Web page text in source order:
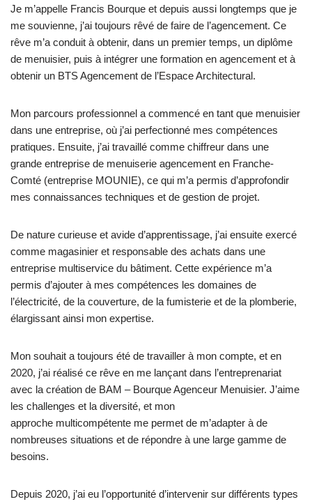
Je m’appelle Francis Bourque et depuis aussi longtemps que je
me souvienne, j’ai toujours rêvé de faire de l’agencement. Ce
rêve m’a conduit à obtenir, dans un premier temps, un diplôme
de menuisier, puis à intégrer une formation en agencement et à
obtenir un BTS Agencement de l’Espace Architectural.
Mon parcours professionnel a commencé en tant que menuisier
dans une entreprise, où j’ai perfectionné mes compétences
pratiques. Ensuite, j’ai travaillé comme chiffreur dans une
grande entreprise de menuiserie agencement en Franche-
Comté (entreprise MOUNIE), ce qui m’a permis d’approfondir
mes connaissances techniques et de gestion de projet.
De nature curieuse et avide d’apprentissage, j’ai ensuite exercé
comme magasinier et responsable des achats dans une
entreprise multiservice du bâtiment. Cette expérience m’a
permis d’ajouter à mes compétences les domaines de
l’électricité, de la couverture, de la fumisterie et de la plomberie,
élargissant ainsi mon expertise.
Mon souhait a toujours été de travailler à mon compte, et en
2020, j’ai réalisé ce rêve en me lançant dans l’entreprenariat
avec la création de BAM – Bourque Agenceur Menuisier. J’aime
les challenges et la diversité, et mon
approche multicompétente me permet de m’adapter à de
nombreuses situations et de répondre à une large gamme de
besoins.
Depuis 2020, j’ai eu l’opportunité d’intervenir sur différents types